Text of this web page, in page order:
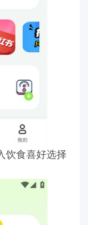
饮食喜好选择